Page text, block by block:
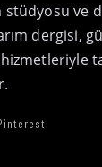
ve
dergisi,